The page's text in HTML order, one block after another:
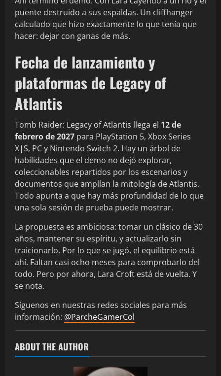
puente destruido a sus espaldas. Un cliffhanger
calculado que hizo exactamente lo que tenía que
hacer: dejar con ganas de más.
Fecha de lanzamiento y
plataformas de Legacy of
Atlantis
Tomb Raider: Legacy of Atlantis llega el 12 de
febrero de 2027 para PlayStation 5, Xbox Series
X|S, PC y Nintendo Switch 2. Hay un árbol de
habilidades que el demo no dejó explorar,
coleccionables repartidos por los escenarios y
documentos que amplían la mitología de Atlantis.
Todo apunta a que hay más profundidad de lo que
una sola sesión de prueba puede mostrar.
La propuesta es ambiciosa: tomar un clásico de 30
años, mantener su espíritu, y actualizarlo sin
traicionarlo. Por lo que se jugó, el equilibrio está
ahí. Faltan casi ocho meses para comprobarlo del
todo. Pero por ahora, Lara Croft está de vuelta. Y
se nota.
Síguenos en nuestras redes sociales para más
información: @ParcheGamerCol
ABOUT THE AUTHOR